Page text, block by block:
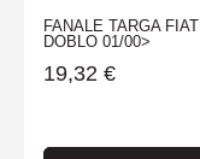
FANALE TARGA FIAT
DOBLO 01/00>
19,32 €